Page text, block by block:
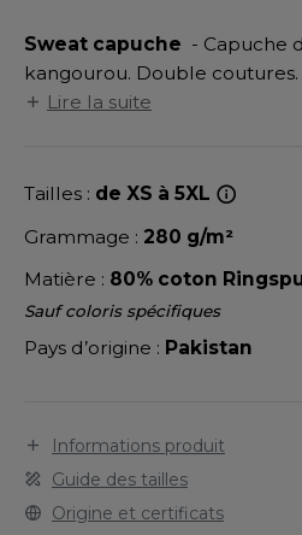
DE SERIE
VISIBILITE
DE MAISON
IN EUROPE
LABEL / TEAR AWAY
SI ON L'APPELAIT FRANCIS
BY PROMODORO
HALES
ROW
OF THE LOOM
DE LA MER
Sweat capuche
kangourou. Double
Poignets et ourlet en bords
Lire la suite
Tailles : de XS à 5XL
Grammage : 280 g/m²
Matière : 80% coton
Sauf coloris spécifiques
Pays d’origine : Pakistan
Informations produit
Guide des tailles
Origine et certificats